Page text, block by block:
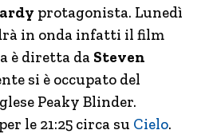
protagonista. Lunedì
in onda infatti il film
è diretta da Steven
si è occupato del
Peaky Blinder.
le 21:25 circa su Cielo.